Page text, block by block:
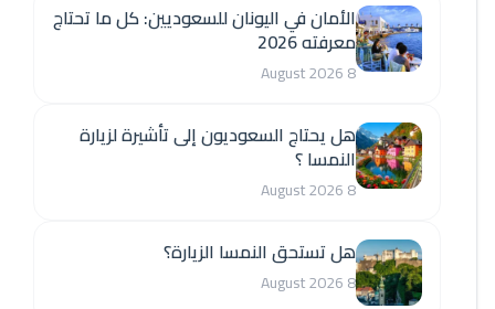
الأمان في اليونان للسعوديين: كل ما تحتاج
معرفته 2026
8 August 2026
هل يحتاج السعوديون إلى تأشيرة لزيارة
النمسا ؟
8 August 2026
هل تستحق النمسا الزيارة؟
8 August 2026